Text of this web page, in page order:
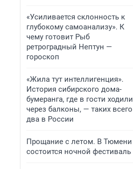
«Усиливается склонность к
глубокому самоанализу». К
чему готовит Рыб
ретроградный Нептун —
гороскоп
«Жила тут интеллигенция».
История сибирского дома-
бумеранга, где в гости ходили
через балконы, — таких всего
два в России
Прощание с летом. В Тюмени
состоится ночной фестиваль